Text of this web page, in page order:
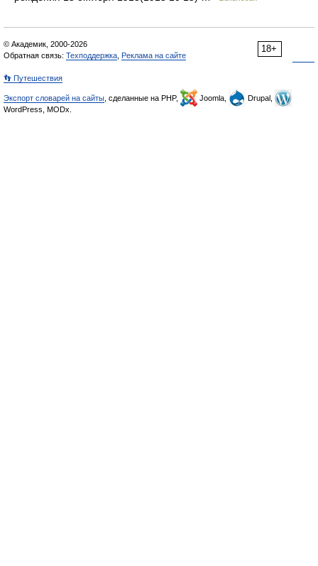
18+
© Академик, 2000-2026
Обратная связь: Техподдержка Реклама на сайте
👣 Путешествия
Экспорт словарей на сайты , сделанные на PHP, Joomla,
Drupal,
WordPress, MODx.